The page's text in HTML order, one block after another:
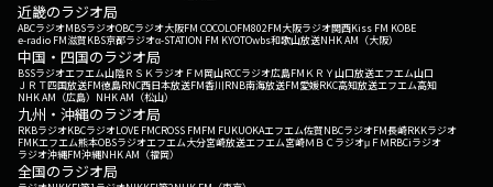
近畿のラジオ局
ABCラジオMBSラジオOBCラジオ大阪FM COCOLOFM802FM大阪ラジオ関西Kiss FM KOBE
e-radio FM滋賀KBS京都ラジオα-STATION FM KYOTOwbs和歌山放送NHK AM（大阪）
中国・四国のラジオ局
BSSラジオエフエム山陰ＲＳＫラジオ ＦＭ岡山RCCラジオ広島FM ＫＲＹ山口放送エフエム山口
ＪＲＴ四国放送FM徳島RNC西日本放送FM香川RNB南海放送FM愛媛RKC高知放送エフエム高知
NHK AM（広島） NHK AM（松山）
九州・沖縄のラジオ局
RKBラジオKBCラジオLOVE FMCROSS FMFM FUKUOKAエフエム佐賀NBCラジオFM長崎RKKラジオ
FMKエフエム熊本OBSラジオエフエム大分宮崎放送エフエム宮崎ＭＢＣラジオμＦＭRBCiラジオ
ラジオ沖縄FM沖縄NHK AM（福岡）
全国のラジオ局